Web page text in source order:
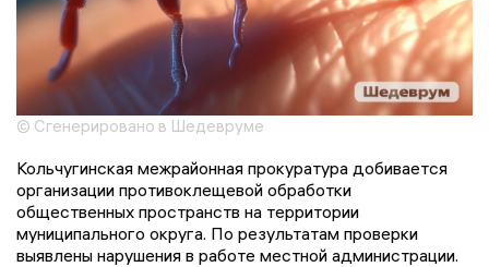
© Сгенерировано в Шедевруме
Кольчугинская межрайонная прокуратура добивается
организации противоклещевой обработки
общественных пространств на территории
муниципального округа. По результатам проверки
выявлены нарушения в работе местной администрации.